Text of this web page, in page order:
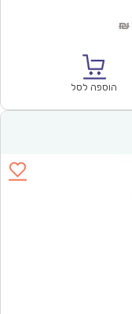
₪
הוספה לסל